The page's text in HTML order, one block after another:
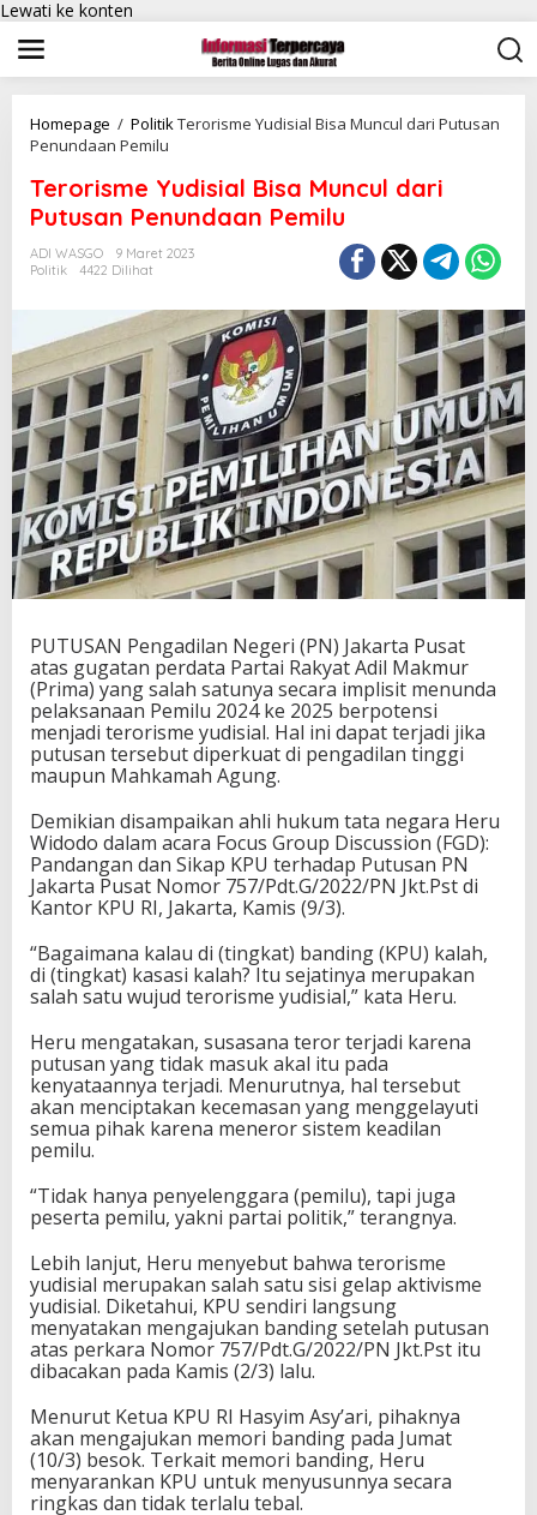
Lewati ke konten
Homepage / PolitikTerorisme Yudisial Bisa Muncul dari Putusan
Penundaan Pemilu
Terorisme Yudisial Bisa Muncul dari
Putusan Penundaan Pemilu
ADI WASGO
9 Maret 2023
Politik
4422 Dilihat
PUTUSAN Pengadilan Negeri (PN) Jakarta Pusat
atas gugatan perdata Partai Rakyat Adil Makmur
(Prima) yang salah satunya secara implisit menunda
pelaksanaan Pemilu 2024 ke 2025 berpotensi
menjadi terorisme yudisial. Hal ini dapat terjadi jika
putusan tersebut diperkuat di pengadilan tinggi
maupun Mahkamah Agung.
Demikian disampaikan ahli hukum tata negara Heru
Widodo dalam acara Focus Group Discussion (FGD):
Pandangan dan Sikap KPU terhadap Putusan PN
Jakarta Pusat Nomor 757/Pdt.G/2022/PN Jkt.Pst di
Kantor KPU RI, Jakarta, Kamis (9/3).
“Bagaimana kalau di (tingkat) banding (KPU) kalah,
di (tingkat) kasasi kalah? Itu sejatinya merupakan
salah satu wujud terorisme yudisial,” kata Heru.
Heru mengatakan, susasana teror terjadi karena
putusan yang tidak masuk akal itu pada
kenyataannya terjadi. Menurutnya, hal tersebut
akan menciptakan kecemasan yang menggelayuti
semua pihak karena meneror sistem keadilan
pemilu.
“Tidak hanya penyelenggara (pemilu), tapi juga
peserta pemilu, yakni partai politik,” terangnya.
Lebih lanjut, Heru menyebut bahwa terorisme
yudisial merupakan salah satu sisi gelap aktivisme
yudisial. Diketahui, KPU sendiri langsung
menyatakan mengajukan banding setelah putusan
atas perkara Nomor 757/Pdt.G/2022/PN Jkt.Pst itu
dibacakan pada Kamis (2/3) lalu.
Menurut Ketua KPU RI Hasyim Asy’ari, pihaknya
akan mengajukan memori banding pada Jumat
(10/3) besok. Terkait memori banding, Heru
menyarankan KPU untuk menyusunnya secara
ringkas dan tidak terlalu tebal.